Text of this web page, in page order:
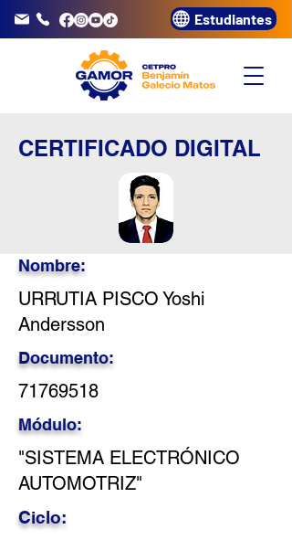
3320072 Estudiantes
CERTIFICADO DIGITAL
Nombre:
URRUTIA PISCO Yoshi
Andersson
Documento:
71769518
Módulo:
"SISTEMA ELECTRÓNICO
AUTOMOTRIZ"
Ciclo: